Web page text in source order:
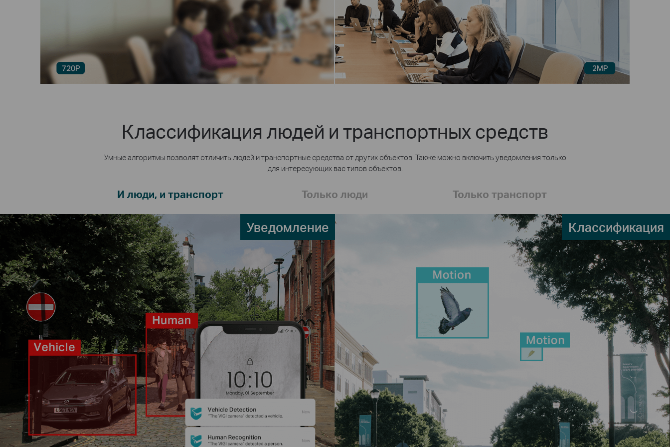
Классификация людей и транспортных средств
Умные алгоритмы позволят отличить людей и транспортные средства от других объектов. Также можно включить уведомления только
для интересующих вас типов объектов.
И люди, и транспорт Только люди Только транспорт
Уведомление Классификация